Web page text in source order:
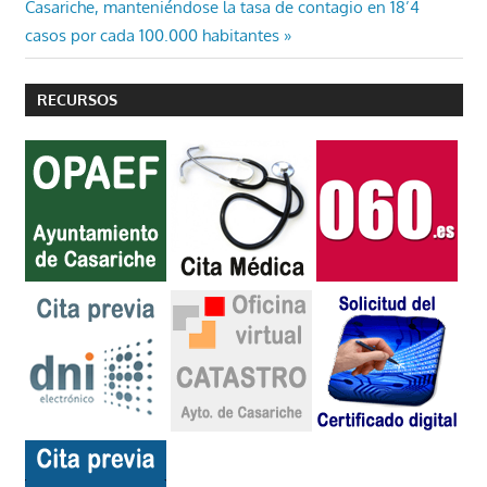
entradas
siguiente:
Casariche, manteniéndose la tasa de contagio en 18’4
casos por cada 100.000 habitantes
RECURSOS